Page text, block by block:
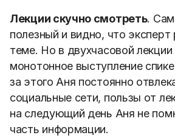
Лекции скучно смотреть.
полезный и видно, что эксперт
теме. Но в двухчасовой
монотонное выступление
за этого Аня постоянно
социальные сети, пользы от
на следующий день Аня не
часть информации.